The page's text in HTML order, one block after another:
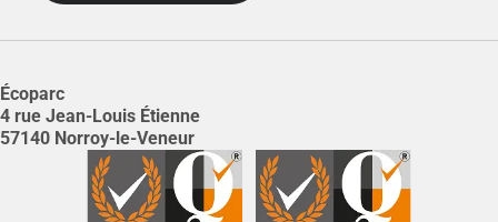
Écoparc
4 rue Jean-Louis Étienne
57140 Norroy-le-Veneur